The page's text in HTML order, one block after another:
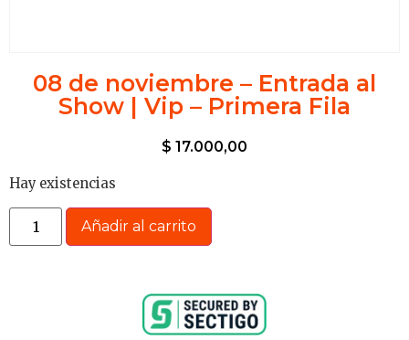
08 de noviembre – Entrada al
Show | Vip – Primera Fila
$ 17.000,00
Hay existencias
Añadir al carrito